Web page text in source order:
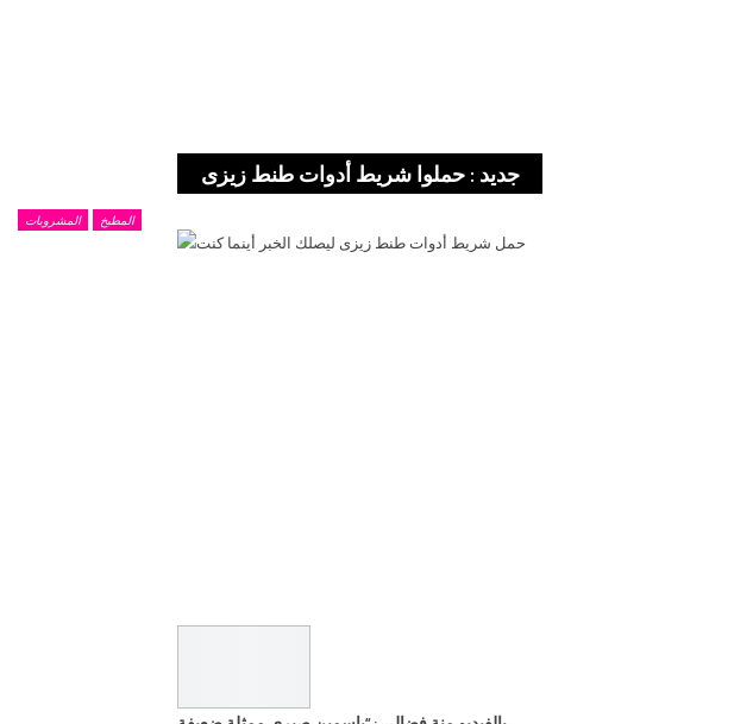
المشروبات المطبخ
جديد : حملوا شريط أدوات طنط زيزى